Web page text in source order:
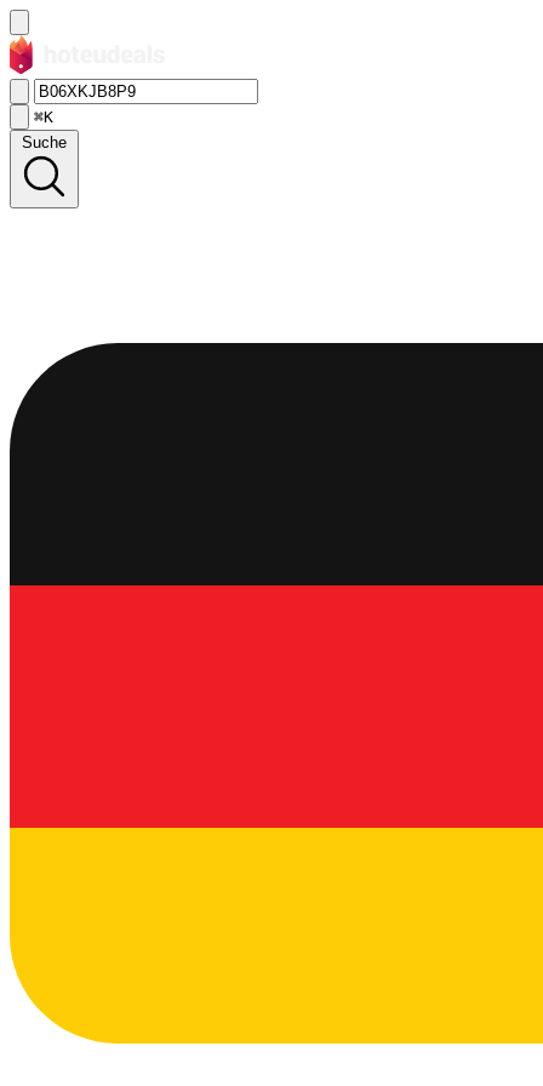
⌘K
Suche